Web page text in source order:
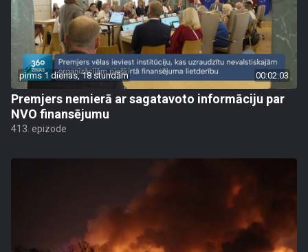
pirms 1 dienas, 18 stundām 00:02:03
Premjers nemierā ar sagatavoto informāciju par
NVO finansējumu
413. epizode